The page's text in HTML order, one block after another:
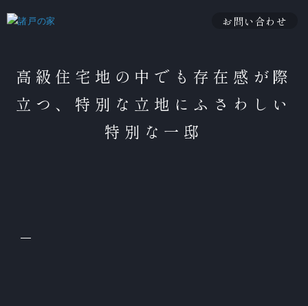
お問い合わせ
高級住宅地の中でも存在感が際
立つ、特別な立地にふさわしい
特別な一邸